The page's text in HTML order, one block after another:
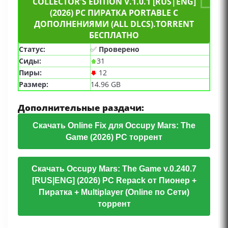
модификаций, Early Access, Поддержка
субтитров, Скрытые субтитры
(2026) PC ПИРАТКА PORTABLE С
ДОПОЛНЕНИЯМИ (ALL DLCS).TORRENT
БЕСПЛАТНО
Статус: ✅ Проверено
Сиды:
31
Пиры:
12
Размер:
14.96 GB
Дополнительные раздачи:
Скачать Online Fix для Occupy Mars: The
Game (2026) PC торрент
Скачать Occupy Mars: The Game v.0.240.7
[RUS|ENG] (2026) PC Repack от Пионер +
Пиратка + Multiplayer (Online по Сети)
торрент